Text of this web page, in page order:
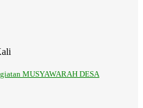
MUSYAWARAH DESA